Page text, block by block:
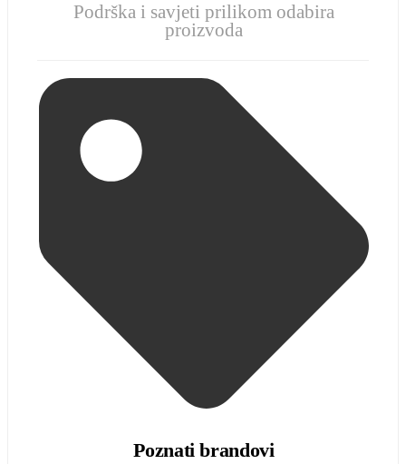
Podrška i savjeti prilikom odabira
proizvoda
Poznati brandovi